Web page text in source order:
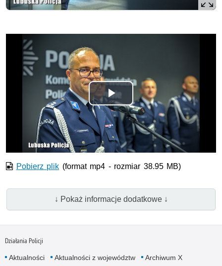
Odtwórz
wideo
Pobierz plik (format mp4 - rozmiar 38.95 MB)
↓ Pokaż informacje dodatkowe ↓
Działania Policji
Aktualności Aktualności z województw
Archiwum X